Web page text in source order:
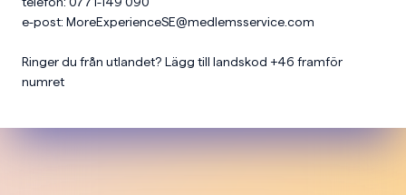
e-post: MoreExperienceSE@medlemsservice.com
Ringer du från utlandet? Lägg till landskod +46 framför
numret